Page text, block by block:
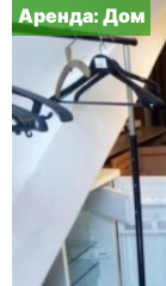
Аренда: Дом